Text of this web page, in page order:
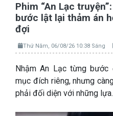
Phim “An Lạc
bước lật lại thảm án
đợi
Thứ Năm, 06/08/26 10:38 Sáng
Nhậm An Lạc từng
mục đích riêng, nhưng
phải đối diện với những